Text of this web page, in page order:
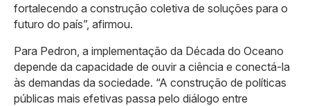
fortalecendo a construção coletiva de soluções para o
futuro do país”, afirmou.
Para Pedron, a implementação da Década do Oceano
depende da capacidade de ouvir a ciência e conectá-la
às demandas da sociedade. “A construção de políticas
públicas mais efetivas passa pelo diálogo entre